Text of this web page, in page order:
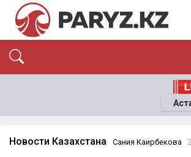
ЭКОНОМИКА
ОҚИҒА
Новости Казахстана Сания Каирбекова